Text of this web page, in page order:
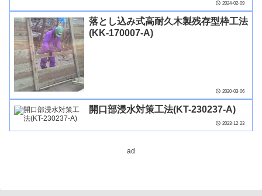
2024-02-09
落とし込み式高耐久木製残存型枠工法
(KK-170007-A)
2020-03-06
開口部浸水対策工法(KT-230237-A)
2023-12-23
ad